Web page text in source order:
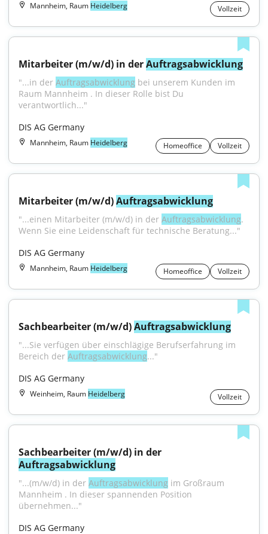
Mannheim, Raum Heidelberg Vollzeit
Mitarbeiter (m/w/d) in der Auftragsabwicklung
"...in der Auftragsabwicklung bei unserem Kunden im
Raum Mannheim . In dieser Rolle bist Du
verantwortlich..."
DIS AG Germany
Mannheim, Raum Heidelberg Homeoffice Vollzeit
Mitarbeiter (m/w/d) Auftragsabwicklung
"...einen Mitarbeiter (m/w/d) in der Auftragsabwicklung.
Wenn Sie eine Leidenschaft für technische Beratung..."
DIS AG Germany
Mannheim, Raum Heidelberg Homeoffice Vollzeit
Sachbearbeiter (m/w/d) Auftragsabwicklung
"...Sie verfügen über einschlägige Berufserfahrung im
Bereich der Auftragsabwicklung..."
DIS AG Germany
Weinheim, Raum Heidelberg Vollzeit
Auftragsabwicklung
"...(m/w/d) in der Auftragsabwicklung im Großraum
Mannheim . In dieser spannenden Position
übernehmen..."
DIS AG Germany